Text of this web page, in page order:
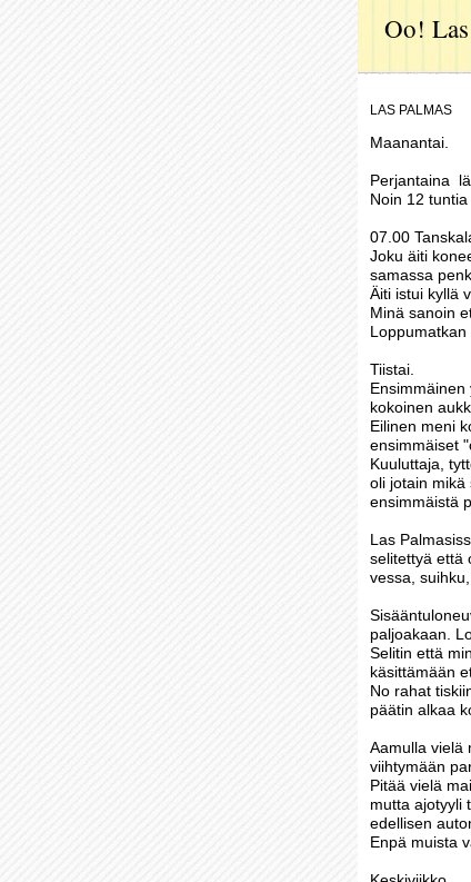
Oo!
LAS PALMAS
Maanantai.
Perjantaina
Noin 12
07.00
Joku äiti
samassa
Äiti istui kyllä
Minä sanoin
Loppumatkan
Tiistai.
kokoinen
Eilinen meni
ensimmäiset
Kuuluttaja,
oli jotain mikä
ensimmäistä
Las
selitettyä että
vessa,
paljoakaan.
Selitin että
käsittämään
No rahat
päätin alkaa
Aamulla vielä
viihtymään
Pitää vielä
mutta ajotyyli
edellisen
Enpä muista